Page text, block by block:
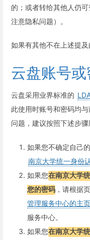
的；或者转给其他人仍
注意隐私问题）。
如果有其他不在上述提及
云盘账号
云盘采用业界标准的
此使用时账号和密码均
问题，建议按照下述步骤
如果您不确定自己
南京大学统一身份
如果您在南京大学
您的密码 ，请根据
管理服务中心的主页
服务中心。
如果您在南京大学